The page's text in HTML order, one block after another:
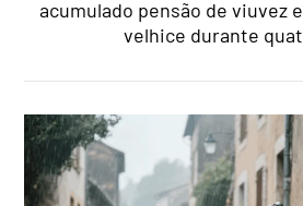
acumulado pensão de viuvez
velhice durante